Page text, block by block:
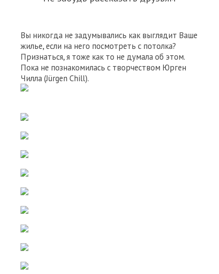
Вы никогда не задумывались как выглядит Ваше
жилье, если на него посмотреть с потолка?
Признаться, я тоже как то не думала об этом.
Пока не познакомилась с творчеством Юрген
Чилла (Jürgen Chill).